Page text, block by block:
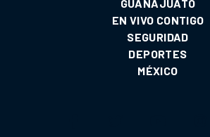
GUANAJUATO
EN VIVO CONTIGO
SEGURIDAD
DEPORTES
MÉXICO